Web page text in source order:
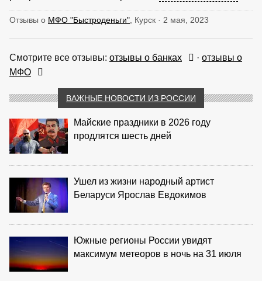
Отзывы о МФО "Быстроденьги" , Курск · 2 мая, 2023
Смотрите все отзывы: отзывы о банках · отзывы о
МФО
ВАЖНЫЕ НОВОСТИ ИЗ РОССИИ
Майские праздники в 2026 году
продлятся шесть дней
Ушел из жизни народный артист
Беларуси Ярослав Евдокимов
Южные регионы России увидят
максимум метеоров в ночь на 31 июля